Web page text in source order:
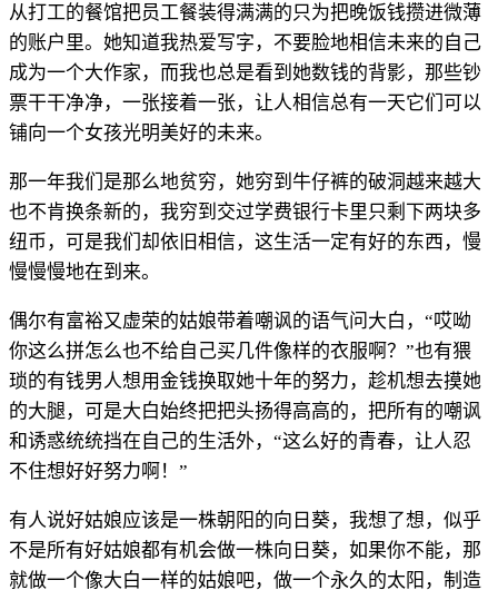
从打工的餐馆把员工餐装得满满的只为把晚饭钱攒进微薄
的账户里。她知道我热爱写字，不要脸地相信未来的自己
成为一个大作家，而我也总是看到她数钱的背影，那些钞
票干干净净，一张接着一张，让人相信总有一天它们可以
铺向一个女孩光明美好的未来。
那一年我们是那么地贫穷，她穷到牛仔裤的破洞越来越大
也不肯换条新的，我穷到交过学费银行卡里只剩下两块多
纽币，可是我们却依旧相信，这生活一定有好的东西，慢
慢慢慢地在到来。
偶尔有富裕又虚荣的姑娘带着嘲讽的语气问大白，“哎呦
你这么拼怎么也不给自己买几件像样的衣服啊？”也有猥
琐的有钱男人想用金钱换取她十年的努力，趁机想去摸她
的大腿，可是大白始终把把头扬得高高的，把所有的嘲讽
和诱惑统统挡在自己的生活外，“这么好的青春，让人忍
不住想好好努力啊！”
有人说好姑娘应该是一株朝阳的向日葵，我想了想，似乎
不是所有好姑娘都有机会做一株向日葵，如果你不能，那
就做一个像大白一样的姑娘吧，做一个永久的太阳，制造